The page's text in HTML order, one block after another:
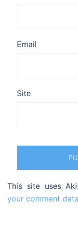
Email
Site
This site uses
your comment